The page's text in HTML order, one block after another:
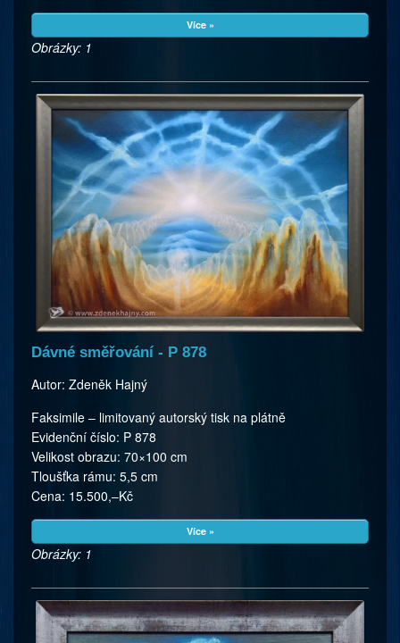
Více »
Obrázky: 1
Dávné směřování - P 878
Autor: Zdeněk Hajný
Faksimile – limitovaný autorský tisk na plátně
Evidenční číslo: P 878
Velikost obrazu: 70×100 cm
Tloušťka rámu: 5,5 cm
Cena: 15.500,–Kč
Více »
Obrázky: 1